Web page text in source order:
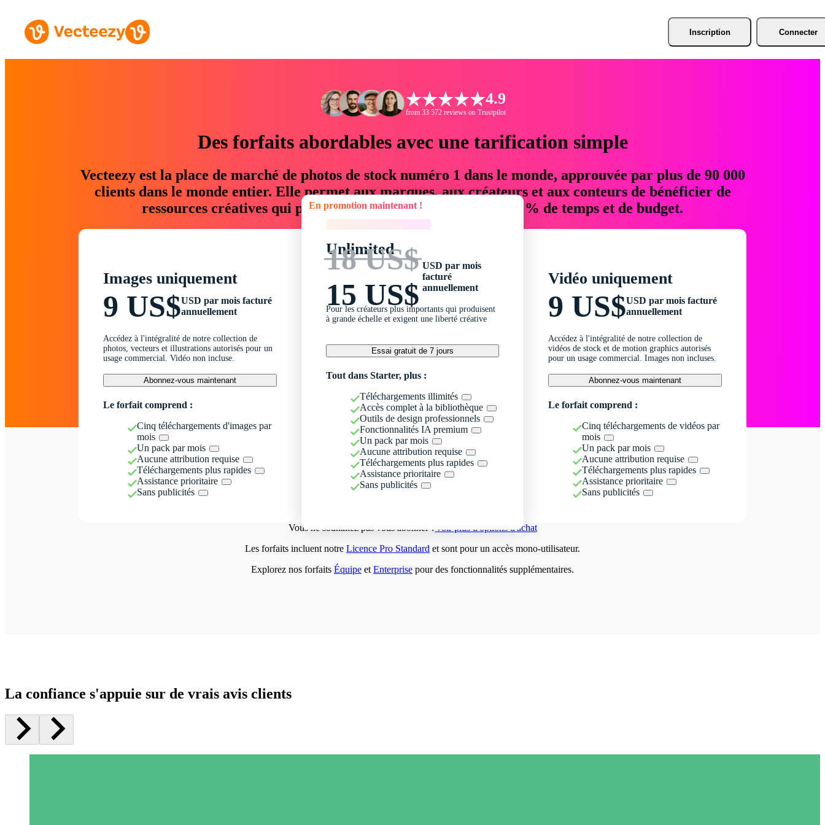
Inscription Connecter
4.9
from 33 572 reviews on Trustpilot
Des forfaits abordables avec une tarification simple
Vecteezy est la place de marché de photos de stock numéro 1 dans le monde, approuvée par plus de 90 000
clients dans le monde entier. Elle permet aux marques, aux créateurs et aux conteurs de bénéficier de
ressources créatives qui permettent d'économiser jusqu'à 76 % de temps et de budget.
Images uniquement
9 US$USD par mois facturé
annuellement
Accédez à l'intégralité de notre collection de
photos, vecteurs et illustrations autorisés pour un
usage commercial. Vidéo non incluse.
Abonnez-vous maintenant
Le forfait comprend :
Cinq téléchargements d'images par
mois
Un pack par mois
Aucune attribution requise
Téléchargements plus rapides
Assistance prioritaire
Sans publicités
En promotion maintenant !
Unlimited
18 US$
15 US$
USD par mois
facturé
annuellement
Pour les créateurs plus importants qui produisent
à grande échelle et exigent une liberté créative
Essai gratuit de 7 jours
Tout dans Starter, plus :
Téléchargements illimités
Accès complet à la bibliothèque
Outils de design professionnels
Fonctionnalités IA premium
Un pack par mois
Aucune attribution requise
Téléchargements plus rapides
Assistance prioritaire
Sans publicités
Vidéo uniquement
9 US$USD par mois facturé
annuellement
Accédez à l'intégralité de notre collection de
vidéos de stock et de motion graphics autorisés
pour un usage commercial. Images non incluses.
Abonnez-vous maintenant
Le forfait comprend :
Cinq téléchargements de vidéos par
mois
Un pack par mois
Aucune attribution requise
Téléchargements plus rapides
Assistance prioritaire
Sans publicités
Vous ne souhaitez pas vous abonner ?Voir plus d'options d'achat
Les forfaits incluent notre Licence Pro Standard et sont pour un accès mono-utilisateur.
Explorez nos forfaits Équipe et Enterprise pour des fonctionnalités supplémentaires.
La confiance s'appuie sur de vrais avis clients